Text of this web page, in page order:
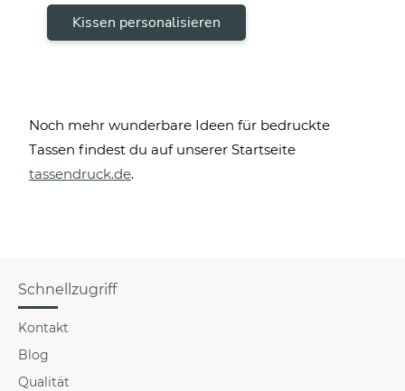
Kissen personalisieren
Noch mehr wunderbare Ideen für bedruckte
Tassen findest du auf unserer Startseite
tassendruck.de.
Schnellzugriff
Kontakt
Blog
Qualität